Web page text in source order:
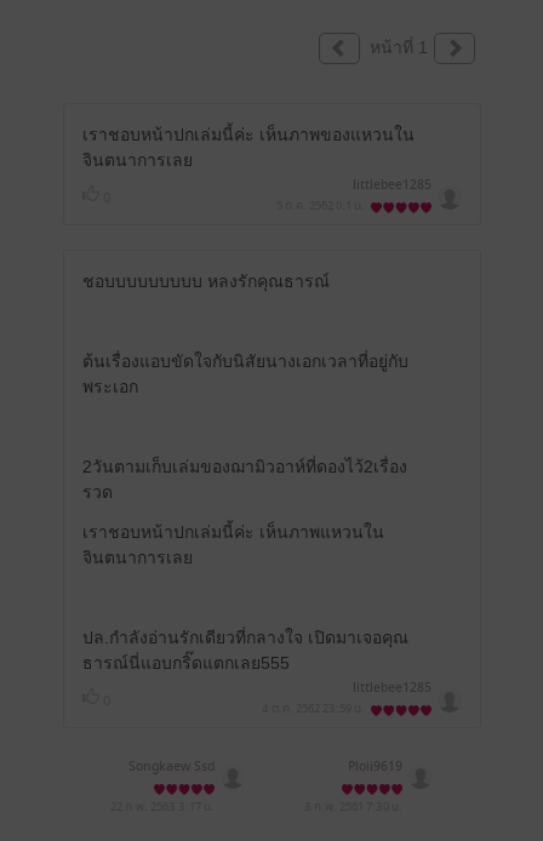
หน้าที่ 1
เราชอบหน้าปกเล่มนี้ค่ะ เห็นภาพของแหวนใน
จินตนาการเลย
littlebee1285
ชอบบบบบบบบบ หลงรักคุณธารณ์
ต้นเรื่องแอบขัดใจกับนิสัยนางเอกเวลาที่อยู่กับ
พระเอก
2วันตามเก็บเล่มของฌามิวอาห์ที่ดองไว้2เรื่อง
รวด
เราชอบหน้าปกเล่มนี้ค่ะ เห็นภาพแหวนใน
จินตนาการเลย
ปล.กำลังอ่านรักเดียวที่กลางใจ เปิดมาเจอคุณ
ธารณ์นี่แอบกริ๊ดแตกเลย555
littlebee1285
Songkaew Ssd Ploii9619